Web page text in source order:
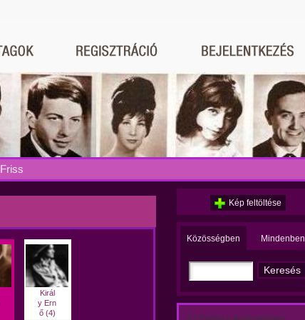
Friss
Királ
y Ern
ő (4)
Kép feltöltése
Közösségben Mindenben